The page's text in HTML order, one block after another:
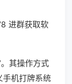
进群获取软
其操作方式
手机打牌系统